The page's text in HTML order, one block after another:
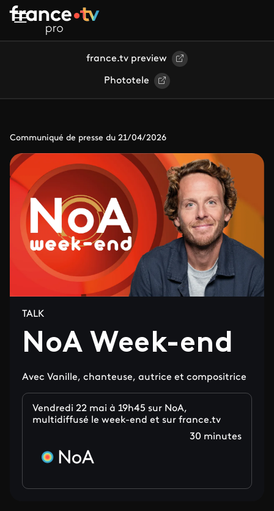
Aller au contenu principal
france.tv preview
Phototele
Communiqué de presse du 21/04/2026
TALK
NoA Week-end
Avec Vanille, chanteuse, autrice et compositrice
Vendredi 22 mai à 19h45 sur NoA,
multidiffusé le week-end et sur france.tv
30 minutes